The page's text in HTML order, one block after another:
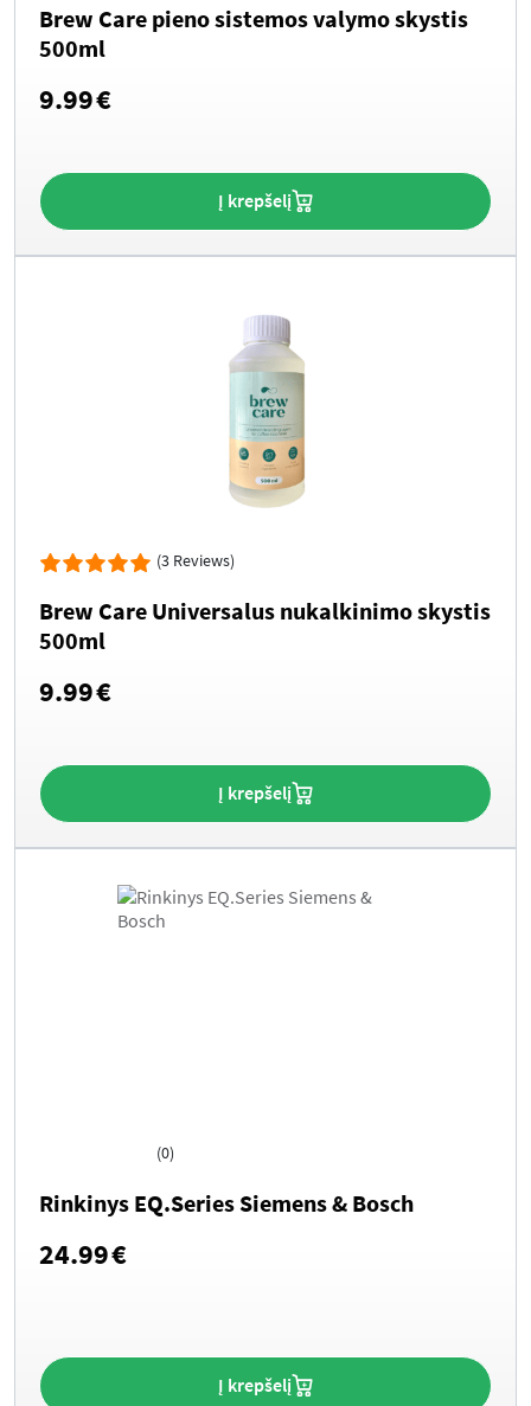
Brew Care pieno sistemos valymo skystis
500ml
9.99€
Į krepšelį
(3 Reviews)
Brew Care Universalus nukalkinimo skystis
500ml
9.99€
Į krepšelį
(0)
Rinkinys EQ.Series Siemens & Bosch
24.99€
Į krepšelį